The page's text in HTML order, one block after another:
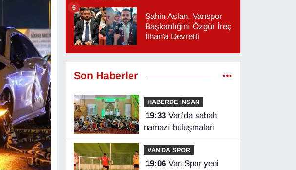
Şahin Aslan, Vanspor
Başkanlığını Özgür İreç
İlhan'a Devretti
6
Son Haberler
HABERDE İNSAN
19:33Van’da sabah
namazı buluşmaları
VAN'DA SPOR
19:06Van Spor yeni